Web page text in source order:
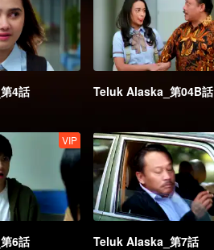
4話 Teluk Alaska_第04B話
VIP
6話 Teluk Alaska_第7話